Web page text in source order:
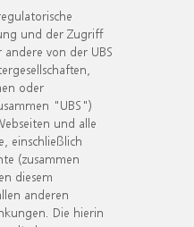
und der Zugriff
von der UBS
oder
"UBS")
und alle
einschließlich
(zusammen
diesem
anderen
Die hierin